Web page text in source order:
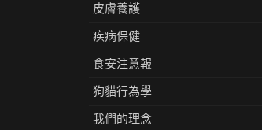
皮膚養護
疾病保健
食安注意報
狗貓行為學
我們的理念